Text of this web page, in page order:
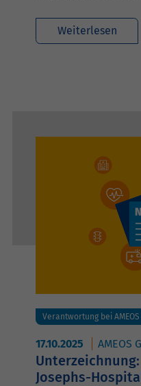
Weiterlesen
Verantwortung bei AMEOS
17.10.2025 AMEOS
Josephs-